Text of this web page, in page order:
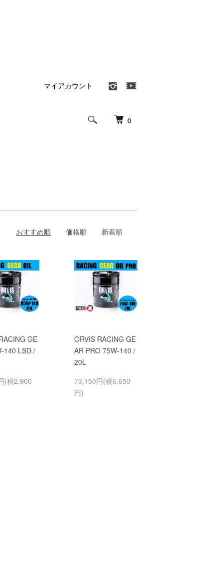
0
マイアカウント
おすすめ順 価格順 新着順
GE
140 LSD /
(税2,900
ORVIS RACING GE
AR PRO 75W-140 /
20L
73,150円(税6,650
円)